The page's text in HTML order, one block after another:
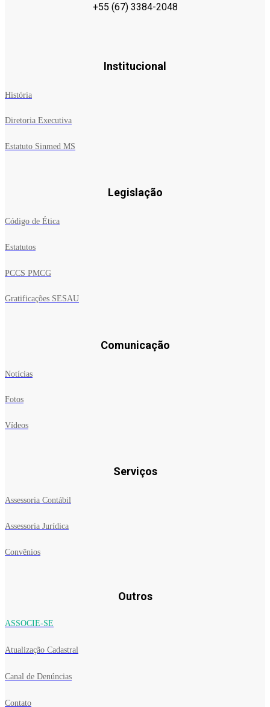
+55 (67) 3384-2048
Institucional
História
Diretoria Executiva
Estatuto Sinmed MS
Legislação
Código de Ética
Estatutos
PCCS PMCG
Gratificações SESAU
Comunicação
Notícias
Fotos
Vídeos
Serviços
Assessoria Contábil
Assessoria Jurídica
Convênios
Outros
ASSOCIE-SE
Atualização Cadastral
Canal de Denúncias
Contato